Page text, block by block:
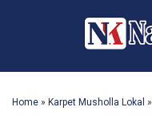
Home » Karpet Musholla Lokal »